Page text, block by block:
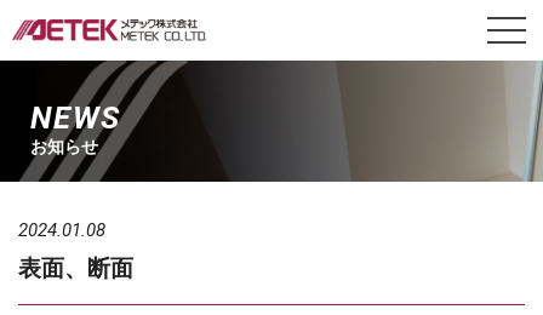
NEWS
お知らせ
2024.01.08
表面、断面